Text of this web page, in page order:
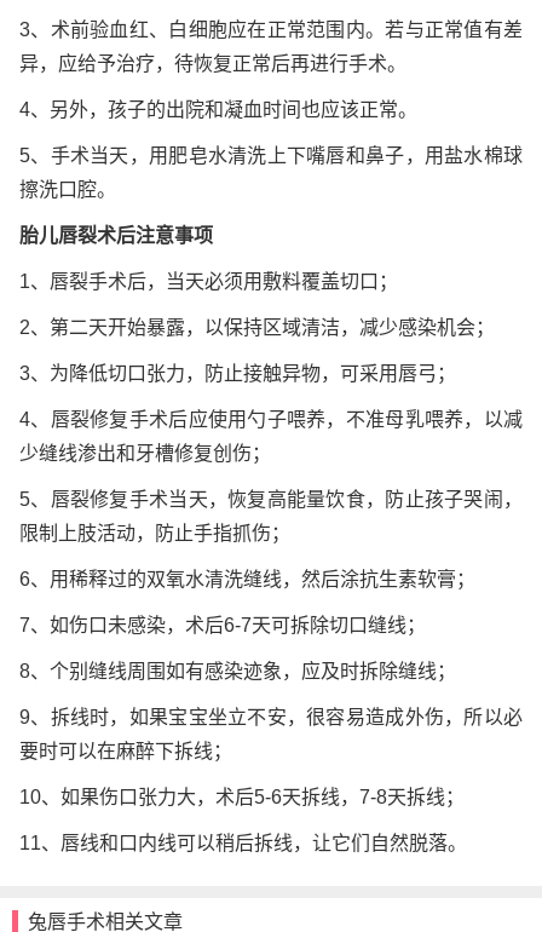
3、术前验血红、白细胞应在正常范围内。若与正常值有差
异，应给予治疗，待恢复正常后再进行手术。
4、另外，孩子的出院和凝血时间也应该正常。
5、手术当天，用肥皂水清洗上下嘴唇和鼻子，用盐水棉球
擦洗口腔。
胎儿唇裂术后注意事项
1、唇裂手术后，当天必须用敷料覆盖切口；
2、第二天开始暴露，以保持区域清洁，减少感染机会；
3、为降低切口张力，防止接触异物，可采用唇弓；
4、唇裂修复手术后应使用勺子喂养，不准母乳喂养，以减
少缝线渗出和牙槽修复创伤；
5、唇裂修复手术当天，恢复高能量饮食，防止孩子哭闹，
限制上肢活动，防止手指抓伤；
6、用稀释过的双氧水清洗缝线，然后涂抗生素软膏；
7、如伤口未感染，术后6-7天可拆除切口缝线；
8、个别缝线周围如有感染迹象，应及时拆除缝线；
9、拆线时，如果宝宝坐立不安，很容易造成外伤，所以必
要时可以在麻醉下拆线；
10、如果伤口张力大，术后5-6天拆线，7-8天拆线；
11、唇线和口内线可以稍后拆线，让它们自然脱落。
兔唇手术相关文章